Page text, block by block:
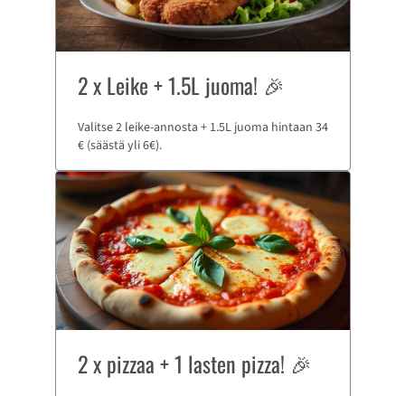
2 x Leike + 1.5L juoma! 🎉
Valitse 2 leike-annosta + 1.5L juoma hintaan 34
€ (säästä yli 6€).
2 x pizzaa + 1 lasten pizza! 🎉